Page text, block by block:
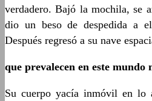
verdadero. Bajó la mochila, se
dio un beso de despedida a
Después regresó a su nave
que prevalecen en este mundo
Su cuerpo yacía inmóvil en